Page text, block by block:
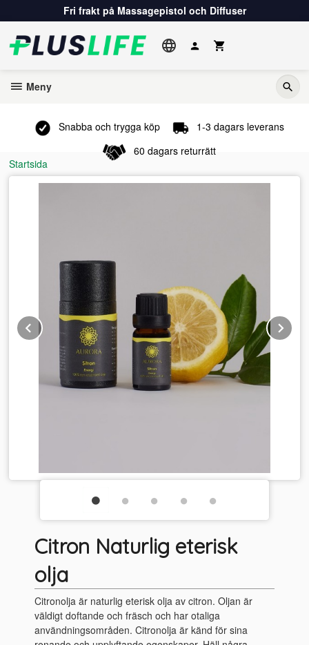
till
innehåll
Fri frakt på Massagepistol och Diffuser
Meny
Snabba och trygga köp
1-3 dagars leverans
60 dagars returrätt
Startsida
Prev
Citron Naturlig eterisk
olja
Citronolja är naturlig eterisk olja av citron. Oljan är
väldigt doftande och fräsch och har otaliga
användningsområden. Citronolja är känd för sina